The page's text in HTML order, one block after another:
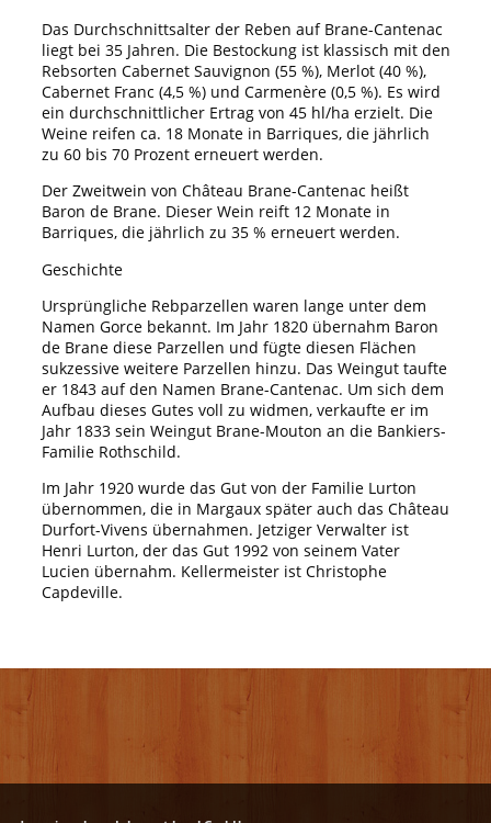
Das Durchschnittsalter der Reben auf Brane-Cantenac
liegt bei 35 Jahren. Die Bestockung ist klassisch mit den
Rebsorten Cabernet Sauvignon (55 %), Merlot (40 %),
Cabernet Franc (4,5 %) und Carmenère (0,5 %). Es wird
ein durchschnittlicher Ertrag von 45 hl/ha erzielt. Die
Weine reifen ca. 18 Monate in Barriques, die jährlich
zu 60 bis 70 Prozent erneuert werden.
Der Zweitwein von Château Brane-Cantenac heißt
Baron de Brane. Dieser Wein reift 12 Monate in
Barriques, die jährlich zu 35 % erneuert werden.
Geschichte
Ursprüngliche Rebparzellen waren lange unter dem
Namen Gorce bekannt. Im Jahr 1820 übernahm Baron
de Brane diese Parzellen und fügte diesen Flächen
sukzessive weitere Parzellen hinzu. Das Weingut taufte
er 1843 auf den Namen Brane-Cantenac. Um sich dem
Aufbau dieses Gutes voll zu widmen, verkaufte er im
Jahr 1833 sein Weingut Brane-Mouton an die Bankiers-
Familie Rothschild.
Im Jahr 1920 wurde das Gut von der Familie Lurton
übernommen, die in Margaux später auch das Château
Durfort-Vivens übernahmen. Jetziger Verwalter ist
Henri Lurton, der das Gut 1992 von seinem Vater
Lucien übernahm. Kellermeister ist Christophe
Capdeville.